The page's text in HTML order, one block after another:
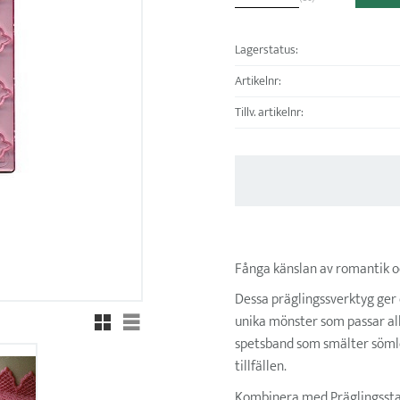
Rutnätsvy
Listvy
Lagerstatus
Artikelnr
Tillv. artikelnr
Fånga känslan av romantik
Dessa präglingssverktyg
unika mönster som passar
spetsband som smälter
tillfällen.